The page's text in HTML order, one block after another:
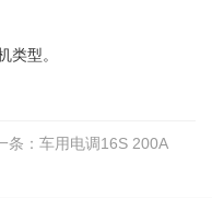
类型。
条： 车用电调16S 200A